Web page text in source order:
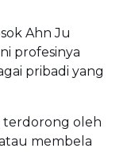
Ahn Ju
profesinya
pribadi yang
terdorong oleh
membela